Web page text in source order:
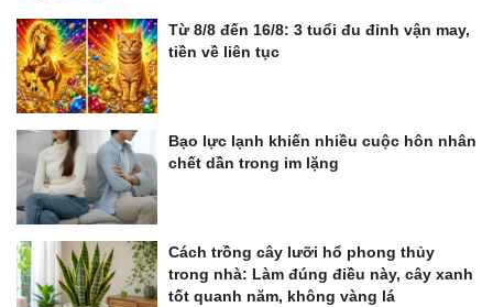
Từ 8/8 đến 16/8: 3 tuổi đu đỉnh vận may,
tiền về liên tục
Bạo lực lạnh khiến nhiều cuộc hôn nhân
chết dần trong im lặng
Cách trồng cây lưỡi hổ phong thủy
trong nhà: Làm đúng điều này, cây xanh
tốt quanh năm, không vàng lá